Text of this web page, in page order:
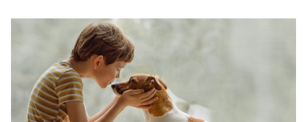
tolažbo in kdaj smo srečni ter se veselijo z nami, ko
vihtijo svoje igrive repe. Kaj pa nosečnost? Ali čutijo tudi
prihod novega bitja? Preverimo.